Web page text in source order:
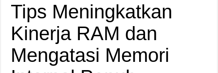
Tips Meningkatkan
Kinerja RAM dan
Mengatasi Memori